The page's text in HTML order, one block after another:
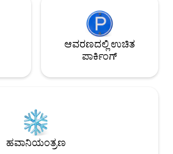
ಚಿಂತನಶೀಲ ವಿವರಗಳು:
ಮತ್ತು USB
ಹೊಸದರಂತೆ
ಟವೆಲ್‌ಗಳನ್ನು
ಕ್ಸಿಮೆನ್ ಮೆಟ್ರೋ
ಮತ್ತು 7-11 ಇವೆ.
ಗುಣಮಟ್ಟ
ವ್ಯಾಪಾರ
ಇದೆ. • ಸಾರಿಗೆ
ವಯಸ್ಸಿನ ಮಕ್ಕಳಿಗೆ
ವರ್ಷಕ್ಕಿಂತ
ಪರಿಗಣಿಸಲಾಗುತ್ತದೆ
ವಿಧಿಸಲಾಗುತ್ತದೆ] 5
ವಯಸ್ಕರ ಶುಲ್ಕ. ಕ್ಸಿಮೆನ್ ಮೆಟ್ರೋ ನಿಲ್ದಾಣದಿಂದ
ಕೇವಲ 5 ನಿಮಿಷಗಳ
ಹೊಂದಿದೆ ಮತ್ತು
ಆವರಣದಲ್ಲಿ ಉಚಿತ
ಪಾರ್ಕಿಂಗ್
ಹವಾನಿಯಂತ್ರಣ